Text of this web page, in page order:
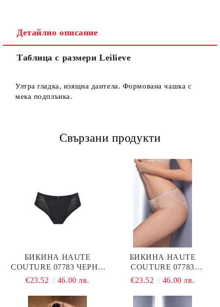
Детайлно описание
Таблица с размери Leilieve
Ултра гладка, изящна дантела. Формована чашка с
мека подплънка.
Свързани продукти
БИКИНА HAUTE
COUTURE 07783 ЧЕРНО
LEILIEVE
€23.52 46.00 лв.
БИКИНА HAUTE
COUTURE 07783
КАРАМЕЛ LEILIEVE
€23.52 46.00 лв.